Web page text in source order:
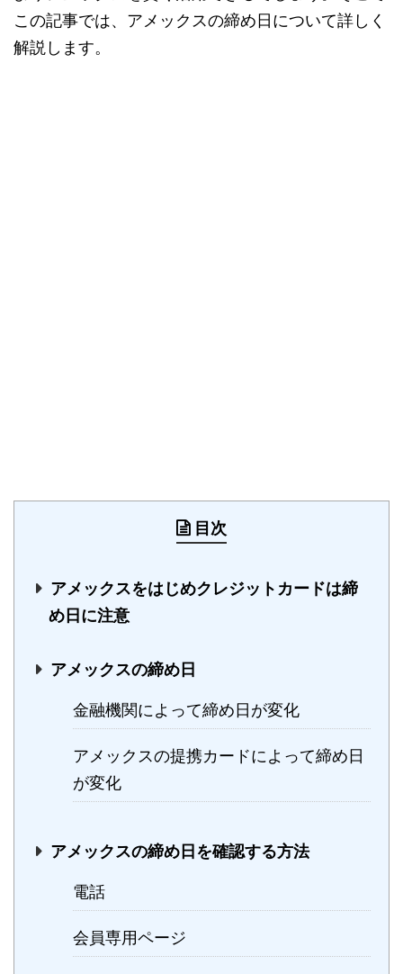
この記事では、アメックスの締め日について詳しく
解説します。
目次
アメックスをはじめクレジットカードは締
め日に注意
アメックスの締め日
金融機関によって締め日が変化
アメックスの提携カードによって締め日
が変化
アメックスの締め日を確認する方法
電話
会員専用ページ